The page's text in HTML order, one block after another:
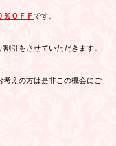
％ＯＦＦです。
引をさせていただきます。
えの方は是非この機会にご